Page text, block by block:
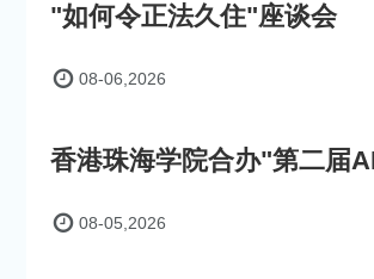
"如何令正法久住"座谈会
08-06,2026
08-05,2026